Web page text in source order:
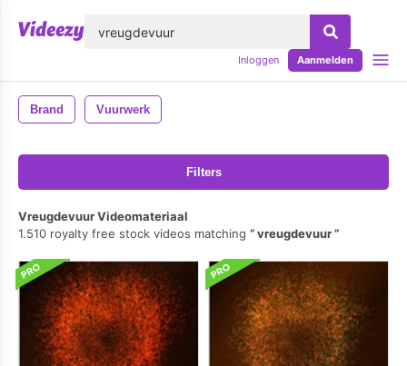
Inloggen Aanmelden
Brand Vuurwerk
Filters
Vreugdevuur Videomateriaal
1.510 royalty free stock videos matching
vreugdevuur